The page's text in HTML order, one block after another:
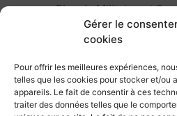
Gérer le
cookies
Pour offrir les meilleures expériences,
telles que les cookies pour stocker et/ou
appareils. Le fait de consentir à ces
traiter des données telles que le
Blessés Militaires et
13 juin
Journée nautique au
20 juin
Journée nautique
Maison Athos (Toulon)